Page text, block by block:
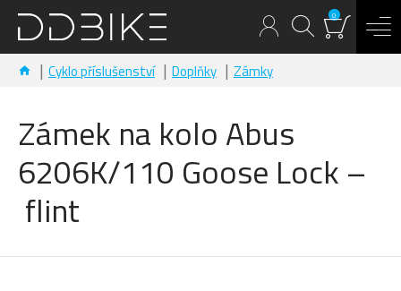
0
Cyklo příslušenství Doplňky Zámky
Zámek na kolo Abus
6206K/110 Goose Lock –
flint